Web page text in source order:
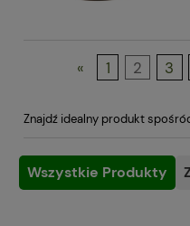
« 1 2 3
Znajdź idealny produkt
Wszystkie Produkty